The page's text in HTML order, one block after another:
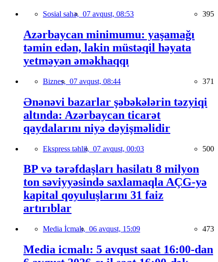
Sosial sahə, 07 avqust, 08:53 395
Azərbaycan minimumu: yaşamağı
təmin edən, lakin müstəqil həyata
yetməyən əməkhaqqı
Biznes, 07 avqust, 08:44 371
Ənənəvi bazarlar şəbəkələrin təzyiqi
altında: Azərbaycan ticarət
qaydalarını niyə dəyişməlidir
Ekspress təhlil, 07 avqust, 00:03 500
BP və tərəfdaşları hasilatı 8 milyon
ton səviyyəsində saxlamaqla AÇG-yə
kapital qoyuluşlarını 31 faiz
artırıblar
Media İcmalı, 06 avqust, 15:09 473
Media icmalı: 5 avqust saat 16:00-dan